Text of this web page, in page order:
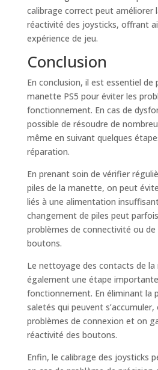
calibrage correct peut améliorer
réactivité des joysticks, offrant
expérience de jeu.
Conclusion
En conclusion, il est essentiel de
manette PS5 pour éviter les
fonctionnement. En cas de
possible de résoudre de
même en suivant quelques
réparation.
En prenant soin de vérifier
piles de la manette, on peut
liés à une alimentation
changement de piles peut
problèmes de connectivité ou de
boutons.
Le nettoyage des contacts de
également une étape
fonctionnement. En éliminant la
saletés qui peuvent
problèmes de connexion et on
réactivité des boutons.
Enfin, le calibrage des joysticks